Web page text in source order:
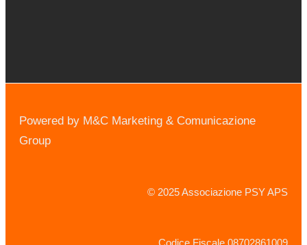
Powered by M&C Marketing & Comunicazione
Group
© 2025 Associazione PSY APS
Codice Fiscale 08702861009